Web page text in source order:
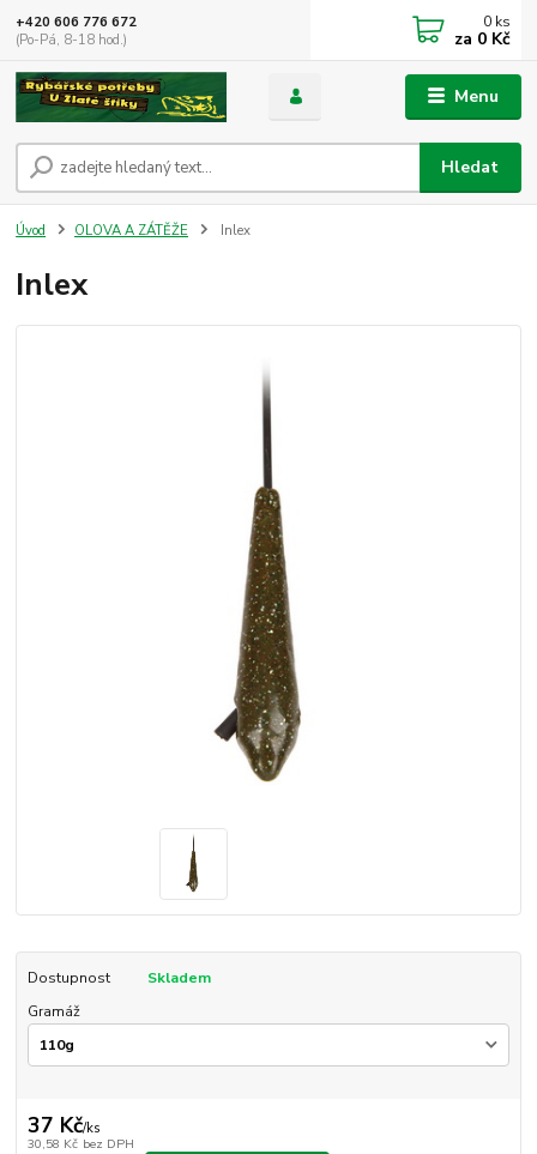
Menu
Hledat
+420 606 776 672
(Po-Pá, 8-18 hod.)
0 ks
za 0 Kč
Úvod OLOVA A ZÁTĚŽE Inlex
Inlex
Dostupnost
Skladem
Gramáž
37 Kč/ks
30,58 Kč bez DPH